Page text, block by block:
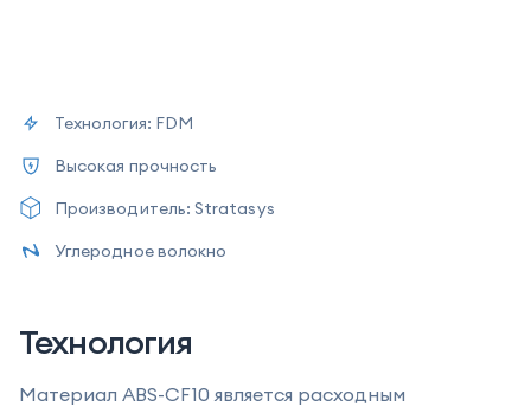
Технология: FDM
Высокая прочность
Производитель: Stratasys
Углеродное волокно
Технология
Материал ABS-CF10 является расходным